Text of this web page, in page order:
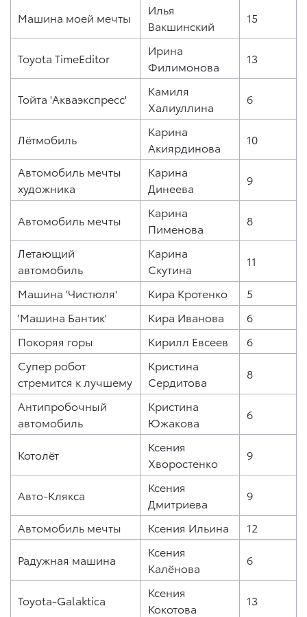
Машина моей мечты
Илья
Вакшинский
15
Toyota TimeEditor
Ирина
Филимонова
13
Тойта 'Акваэкспресс'
Камиля
Халиуллина
6
Лётмобиль
Карина
Акиярдинова
10
Автомобиль мечты
художника
Карина
Динеева
9
Автомобиль мечты
Карина
Пименова
8
Летающий
автомобиль
Карина
Скутина
11
Машина 'Чистюля' Кира Кротенко
5
'Машина Бантик'
Кира Иванова
6
Покоряя горы
Кирилл Евсеев
6
Супер робот
стремится к лучшему
Кристина
Сердитова
8
Антипробочный
автомобиль
Кристина
Южакова
6
Котолёт
Ксения
Хворостенко
9
Авто-Клякса
Ксения
Дмитриева
9
Автомобиль мечты Ксения Ильина 12
Радужная машина
Ксения
Калёнова
6
Toyota-Galaktica
Ксения
Кокотова
13